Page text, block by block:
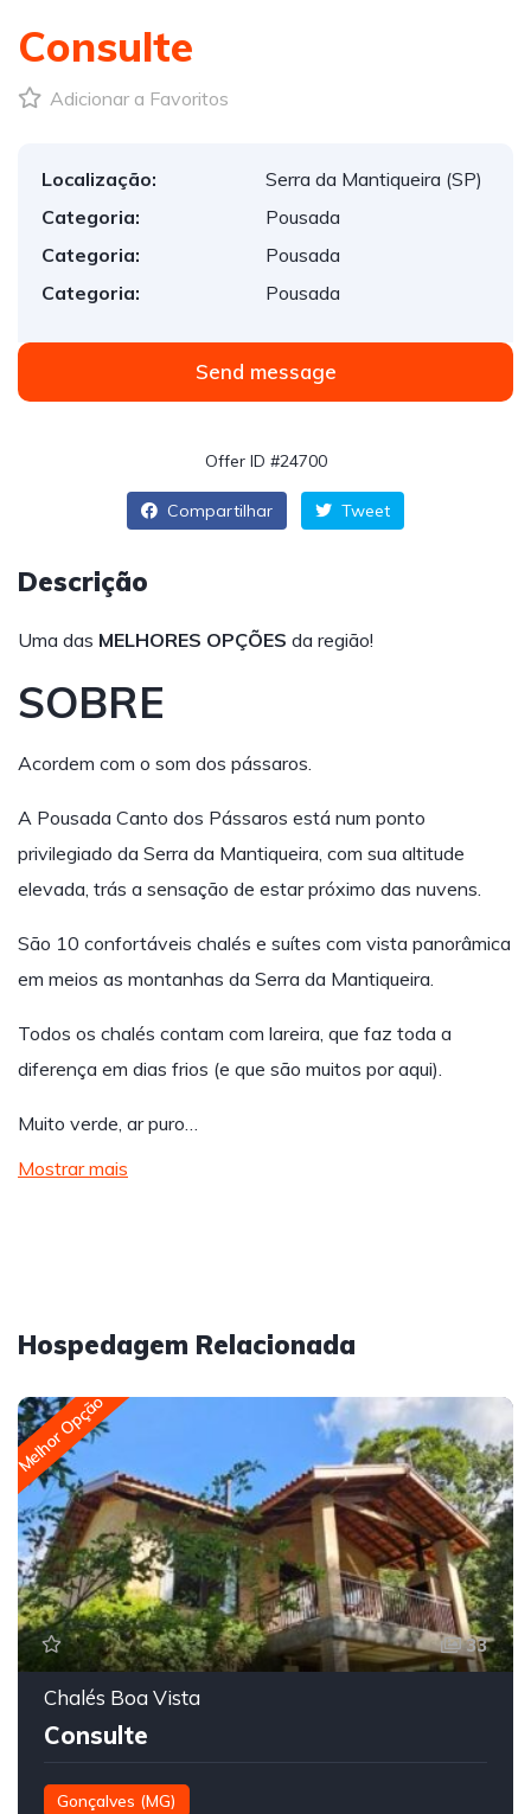
Consulte
Adicionar a Favoritos
Localização:
Serra da Mantiqueira (SP)
Categoria:
Pousada
Categoria:
Pousada
Categoria:
Pousada
Send message
Offer ID #24700
Compartilhar Tweet
Descrição
Uma das MELHORES OPÇÕES da região!
SOBRE
Acordem com o som dos pássaros.
A Pousada Canto dos Pássaros está num ponto
privilegiado da Serra da Mantiqueira, com sua altitude
elevada, trás a sensação de estar próximo das nuvens.
São 10 confortáveis chalés e suítes com vista panorâmica
em meios as montanhas da Serra da Mantiqueira.
Todos os chalés contam com lareira, que faz toda a
diferença em dias frios (e que são muitos por aqui).
Muito verde, ar puro…
Mostrar mais
Hospedagem Relacionada
Melhor Opção
33
Chalés Boa Vista
Consulte
Gonçalves (MG)